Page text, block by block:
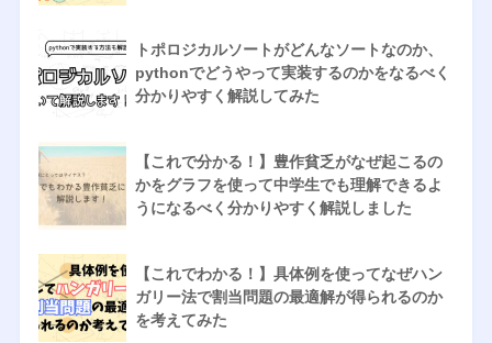
トポロジカルソートがどんなソートなのか、
pythonでどうやって実装するのかをなるべく
分かりやすく解説してみた
【これで分かる！】豊作貧乏がなぜ起こるの
かをグラフを使って中学生でも理解できるよ
うになるべく分かりやすく解説しました
【これでわかる！】具体例を使ってなぜハン
ガリー法で割当問題の最適解が得られるのか
を考えてみた